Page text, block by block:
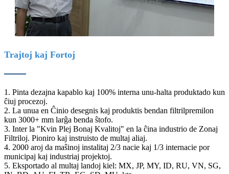
Trajtoj kaj Fortoj
1. Pinta dezajna kapablo kaj 100% interna unu-halta produktado kun
ĉiuj procezoj.
2. La unua en Ĉinio desegnis kaj produktis bendan filtrilpremilon
kun 3000+ mm larĝa benda ŝtofo.
3. Inter la "Kvin Plej Bonaj Kvalitoj" en la ĉina industrio de Zonaj
Filtriloj. Pioniro kaj instruisto de multaj aliaj.
4. 2000 aroj da maŝinoj instalitaj 2/3 nacie kaj 1/3 internacie por
municipaj kaj industriaj projektoj.
5. Eksportado al multaj landoj kiel: MX, JP, MY, ID, RU, VN, SG,